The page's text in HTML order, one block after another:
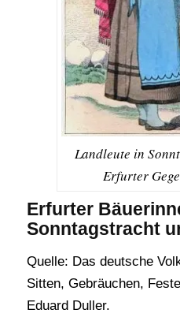
Landleute in
Erfurter
Erfurter
Sonntagstracht
Quelle: Das deutsche
Sitten, Gebräuchen,
Eduard Duller.